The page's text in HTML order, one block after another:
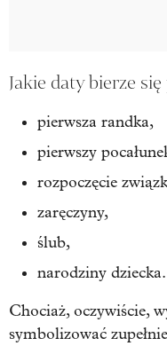
Jakie daty bierze
pierwsza randka,
pierwszy
rozpoczęcie
zaręczyny,
ślub,
narodziny dziecka.
Chociaż, oczywiście,
symbolizować